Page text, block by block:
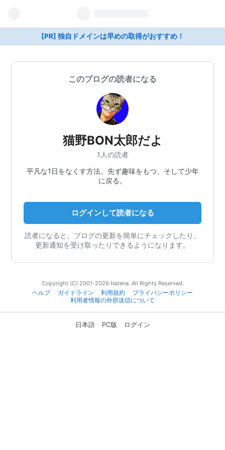
[PR] 独自ドメインは早めの取得がおすすめ！
このブログの読者になる
猫野BON太郎だよ
1人の読者
平凡な1日をなくす方法。先ず趣味をもつ、そして少年
に戻る。
ログインして読者になる
読者になると、ブログの更新を簡単にチェックしたり、
更新通知を受け取ったりできるようになります。
Copyright (C) 2001-2026 Hatena. All Rights Reserved.
ヘルプ
ガイドライン 利用規約
プライバシーポリシー
利用者情報の外部送信について
日本語 PC版 ログイン